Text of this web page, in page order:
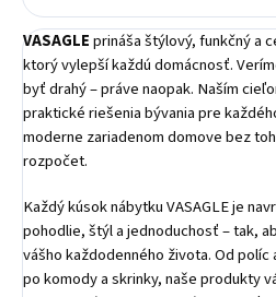
VASAGLEprináša štýlový, funkčný a
ktorý vylepší každú domácnosť.
byť drahý – práve naopak. Naším
praktické riešenia bývania pre
moderne zariadenom domove bez
rozpočet.
Každý kúsok nábytku VASAGLE je
pohodlie, štýl a jednoduchosť – tak,
vášho každodenného života. Od
po komody a skrinky, naše produkty